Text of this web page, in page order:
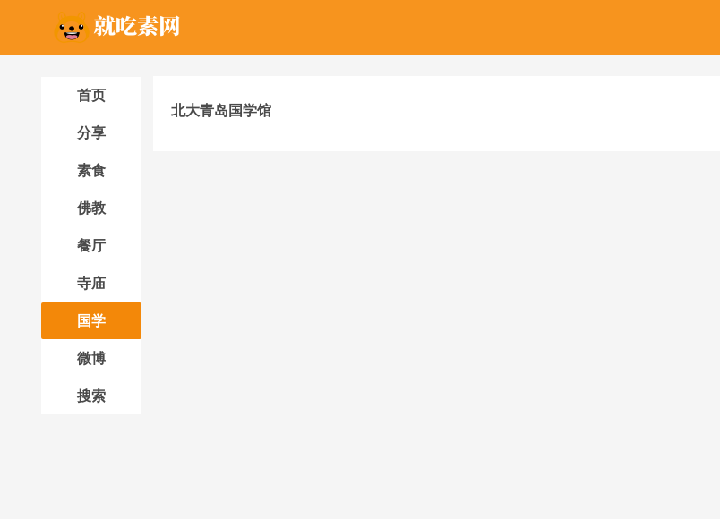
首页
分享
素食
佛教
餐厅
寺庙
国学
微博
搜索
北大青岛国学馆